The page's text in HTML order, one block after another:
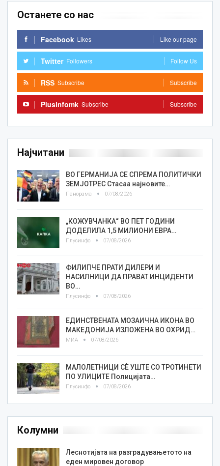
Останете со нас
Facebook Likes Like our page
Twitter Followers Follow Us
RSS Subscribe Subscribe
Plusinfomk Subscribe Subscribe
Најчитани
ВО ГЕРМАНИЈА СЕ СПРЕМА ПОЛИТИЧКИ
ЗЕМЈОТРЕС Стасаа најновите…
Панорама 07/08/2026
„КОЖУВЧАНКА“ ВО ПЕТ ГОДИНИ
ДОДЕЛИЛА 1,5 МИЛИОНИ ЕВРА…
Плусинфо 07/08/2026
ФИЛИПЧЕ ПРАТИ ДИЛЕРИ И
НАСИЛНИЦИ ДА ПРАВАТ ИНЦИДЕНТИ
ВО…
Плусинфо 07/08/2026
ЕДИНСТВЕНАТА МОЗАИЧНА ИКОНА ВО
МАКЕДОНИЈА ИЗЛОЖЕНА ВО ОХРИД…
МИА 07/08/2026
МАЛОЛЕТНИЦИ СÈ УШТЕ СО ТРОТИНЕТИ
ПО УЛИЦИТЕ Полицијата…
Плусинфо 07/08/2026
Колумни
Леснотијата на разградувањетото на
еден мировен договор